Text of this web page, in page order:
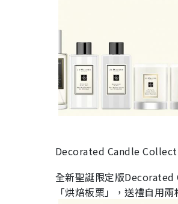
Decorated Candle
全新聖誕限定版Decorated
「烘焙板栗」，送禮自用兩